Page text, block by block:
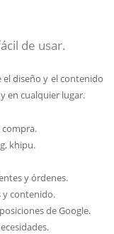
de usar.
diseño y el contenido
en cualquier lugar.
khipu.
y órdenes.
y contenido.
de Google.